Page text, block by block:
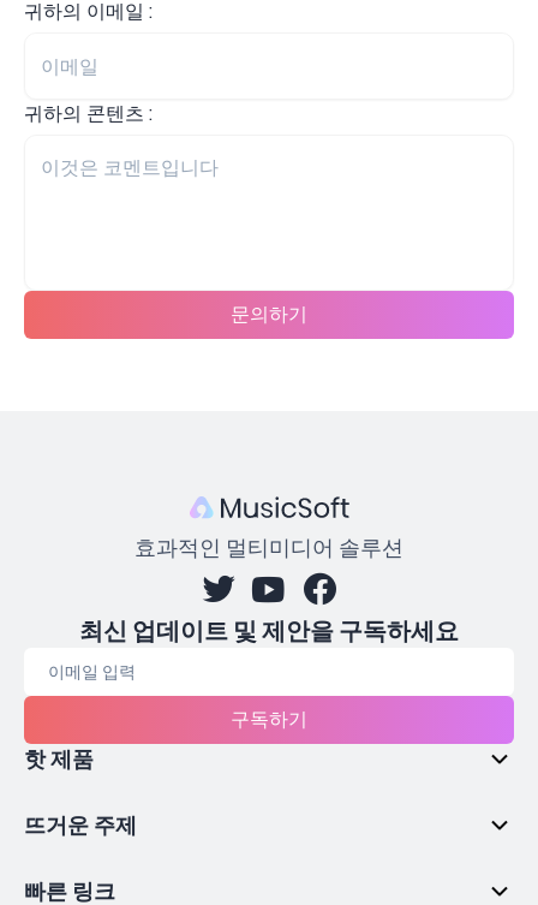
귀하의 이메일 :
귀하의 콘텐츠 :
문의하기
효과적인 멀티미디어 솔루션
최신 업데이트 및 제안을 구독하세요
구독하기
핫 제품
뜨거운 주제
빠른 링크